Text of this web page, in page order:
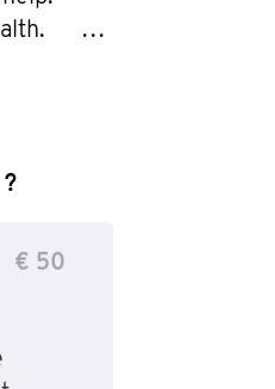
€ 50